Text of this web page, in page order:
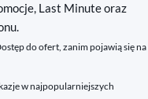
Last Minute oraz
do ofert, zanim pojawią się na
w najpopularniejszych